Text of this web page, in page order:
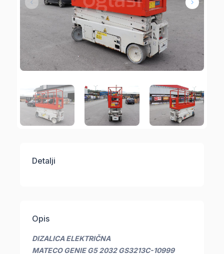
Detalji
Opis
DIZALICA ELEKTRIČNA
MATECO GENIE G5 2032 GS3213C-10999